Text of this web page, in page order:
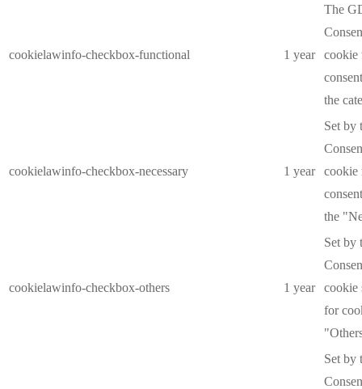
cookielawinfo-checkbox-functional 1 year
The
cookie
the
cookielawinfo-checkbox-necessary 1 year
Set by
cookie
the
cookielawinfo-checkbox-others 1 year
Set by
cookie
for
Set by